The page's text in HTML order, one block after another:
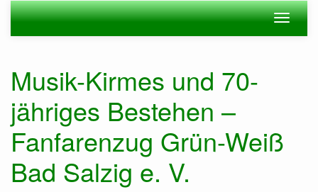
Zum
Hauptinhalt
springen
Navigation
ein-/
Musik-Kirmes und 70-
jähriges Bestehen –
Fanfarenzug Grün-Weiß
Bad Salzig e. V.